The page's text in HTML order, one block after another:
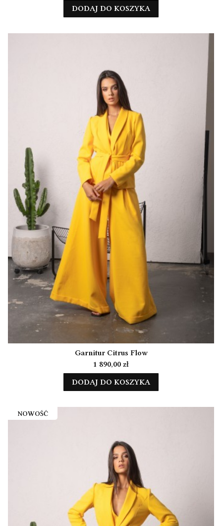
DODAJ DO KOSZYKA
Garnitur Citrus Flow
Cena
1 890,00 zł
DODAJ DO KOSZYKA
NOWOŚĆ